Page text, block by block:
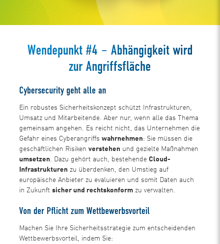
Wendepunkt #4 – Abhängigkeit wird
zur Angriffsfläche
Cybersecurity geht alle an
Ein robustes Sicherheitskonzept schützt Infrastrukturen,
Umsatz und Mitarbeitende. Aber nur, wenn alle das Thema
gemeinsam angehen. Es reicht nicht, das Unternehmen die
Gefahr eines Cyberangriffswahrnehmen: Sie müssen die
geschäftlichen Risikenverstehen und gezielte Maßnahmen
umsetzen. Dazu gehört auch, bestehendeCloud-
Infrastrukturen zu überdenken, den Umstieg auf
europäische Anbieter zu evaluieren und somit Daten auch
in Zukunftsicher und rechtskonform zu verwalten.
Von der Pflicht zum Wettbewerbsvorteil
Machen Sie Ihre Sicherheitsstrategie zum entscheidenden
Wettbewerbsvorteil, indem Sie: